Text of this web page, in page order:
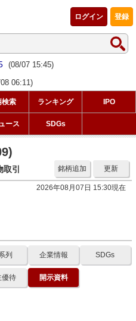
登録
ログイン
(08/07 15:45)
06:11)
検索 ランキング IPO
ース SDGs
引 更新
銘柄追加
2026年08月07日 15:30現在
列 企業情報 SDGs
優待 開示資料